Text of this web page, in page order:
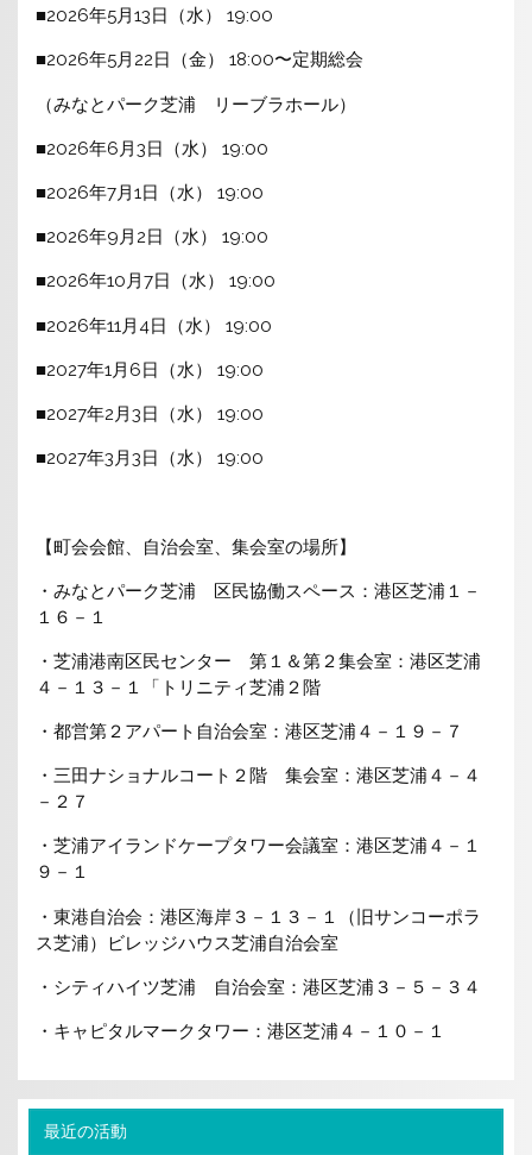
■2026年5月13日（水） 19:00
■2026年5月22日（金） 18:00〜定期総会
（みなとパーク芝浦 リーブラホール）
■2026年6月3日（水） 19:00
■2026年7月1日（水） 19:00
■2026年9月2日（水） 19:00
■2026年10月7日（水） 19:00
■2026年11月4日（水） 19:00
■2027年1月6日（水） 19:00
■2027年2月3日（水） 19:00
■2027年3月3日（水） 19:00
【町会会館、自治会室、集会室の場所】
・みなとパーク芝浦 区民協働スペース：港区芝浦１－
１６－１
・芝浦港南区民センター 第１＆第２集会室：港区芝浦
４－１３－１「トリニティ芝浦２階
・都営第２アパート自治会室：港区芝浦４－１９－７
・三田ナショナルコート２階 集会室：港区芝浦４－４
－２７
・芝浦アイランドケープタワー会議室：港区芝浦４－１
９－１
・東港自治会：港区海岸３－１３－１（旧サンコーポラ
ス芝浦）ビレッジハウス芝浦自治会室
・シティハイツ芝浦 自治会室：港区芝浦３－５－３４
・キャピタルマークタワー：港区芝浦４－１０－１
最近の活動